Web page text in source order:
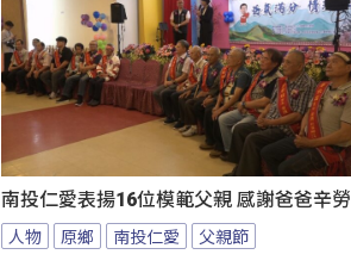
南投仁愛表揚16位模範父親 感謝爸爸辛勞
人物 原鄉 南投仁愛 父親節